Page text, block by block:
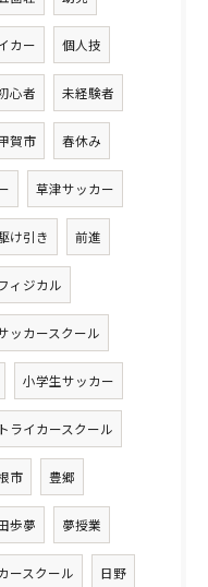
カー 個人技
心者 未経験者
賀市 春休み
草津サッカー
け引き 前進
ィジカル
ッカースクール
小学生サッカー
ライカースクール
市 豊郷
歩夢 夢授業
ースクール 日野